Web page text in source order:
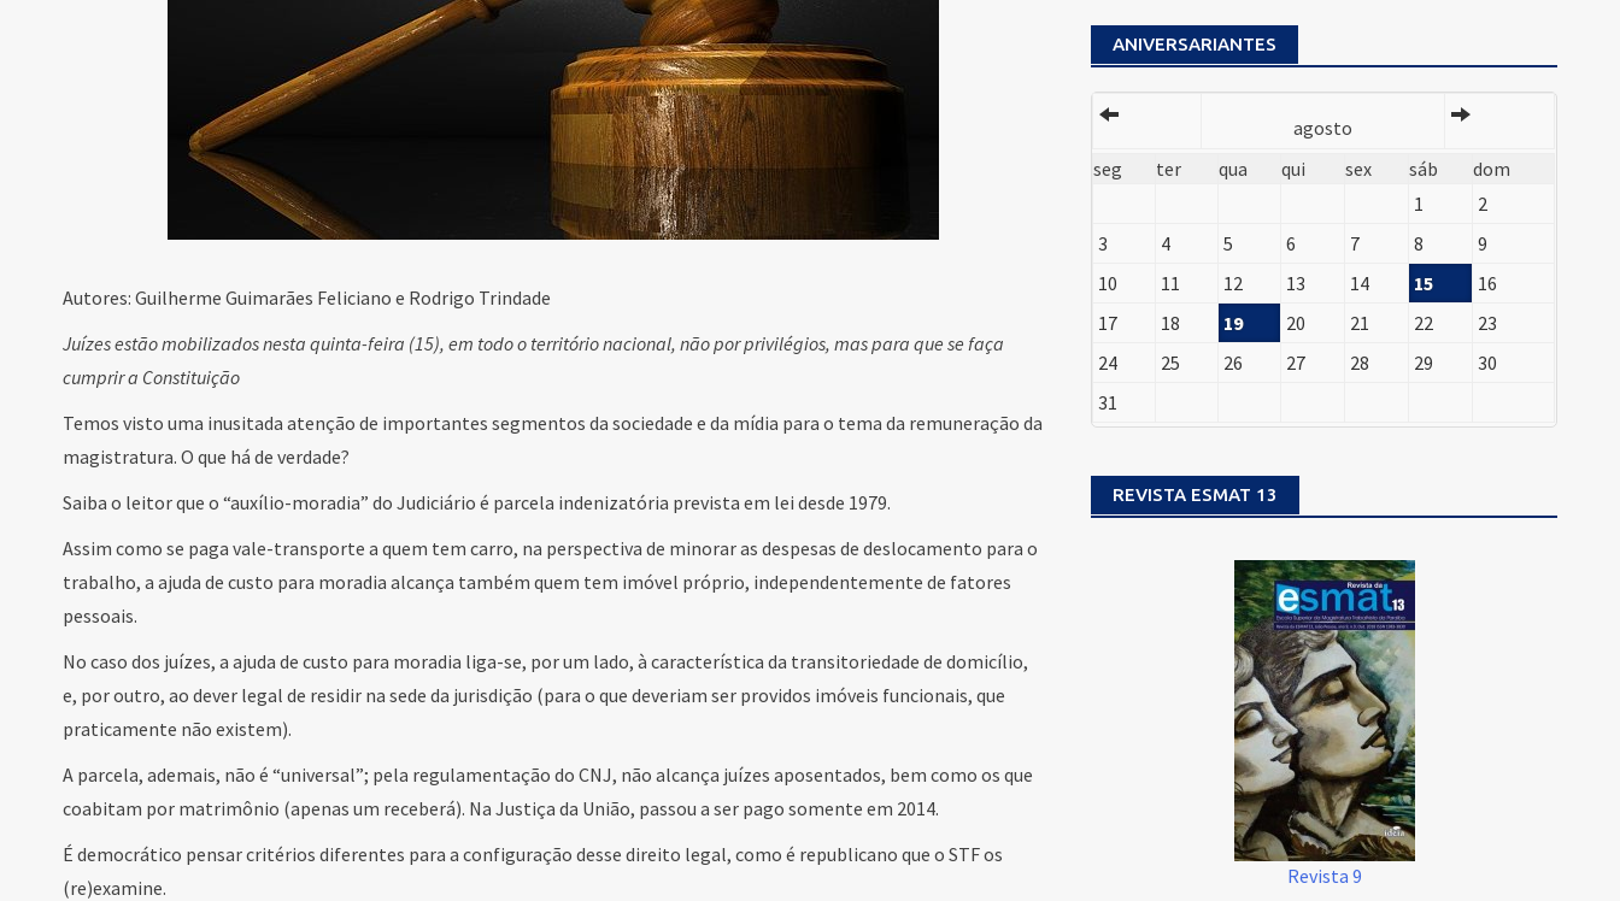
Autores: Guilherme Guimarães Feliciano e Rodrigo Trindade
Juízes estão mobilizados nesta quinta-feira (15), em todo o território nacional, não por privilégios, mas para que se faça
cumprir a Constituição
Temos visto uma inusitada atenção de importantes segmentos da sociedade e da mídia para o tema da remuneração da
magistratura. O que há de verdade?
Saiba o leitor que o “auxílio-moradia” do Judiciário é parcela indenizatória prevista em lei desde 1979.
Assim como se paga vale-transporte a quem tem carro, na perspectiva de minorar as despesas de deslocamento para o
trabalho, a ajuda de custo para moradia alcança também quem tem imóvel próprio, independentemente de fatores
pessoais.
No caso dos juízes, a ajuda de custo para moradia liga-se, por um lado, à característica da transitoriedade de domicílio,
e, por outro, ao dever legal de residir na sede da jurisdição (para o que deveriam ser providos imóveis funcionais, que
praticamente não existem).
A parcela, ademais, não é “universal”; pela regulamentação do CNJ, não alcança juízes aposentados, bem como os que
coabitam por matrimônio (apenas um receberá). Na Justiça da União, passou a ser pago somente em 2014.
É democrático pensar critérios diferentes para a configuração desse direito legal, como é republicano que o STF os
(re)examine.
ANIVERSARIANTES
agosto
seg
ter qua qui sex sáb
dom
1
2
3
4 5 6 7 8
9
10
11 12 13 14 15
16
17
18 19 20 21 22
23
24
25 26 27 28 29
30
31
REVISTA ESMAT 13
Revista 9